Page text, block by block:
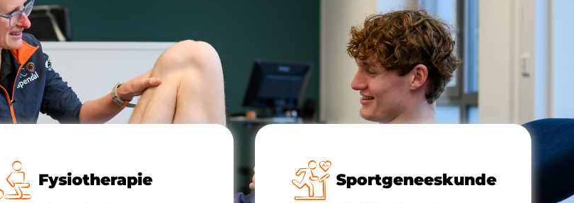
Fysiotherapie Sportgeneeskunde